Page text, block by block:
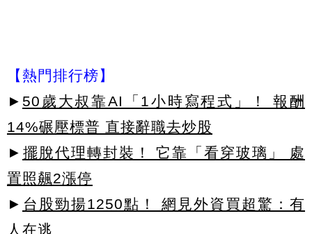
【熱門排行榜】
► 50歲大叔靠AI「1小時寫程式」！ 報酬
14%碾壓標普 直接辭職去炒股
► 擺脫代理轉封裝！ 它靠「看穿玻璃」 處
置照飆2漲停
► 台股勁揚1250點！ 網見外資買超驚：有
人在逃